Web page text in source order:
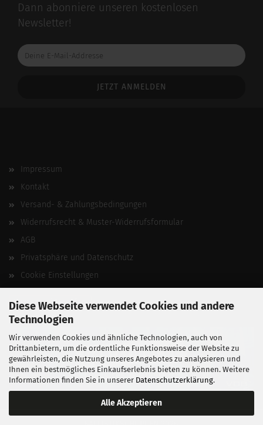
Diese Webseite verwendet Cookies und andere
Technologien
Wir verwenden Cookies und ähnliche Technologien, auch von
Drittanbietern, um die ordentliche Funktionsweise der Website zu
gewährleisten, die Nutzung unseres Angebotes zu analysieren und
Ihnen ein bestmögliches Einkaufserlebnis bieten zu können. Weitere
Informationen finden Sie in unserer Datenschutzerklärung.
Alle Akzeptieren
Dann abonniere unseren kostenlosen
Newsletter!
Deine
E-
Impressum
Kontakt
Versand- & Zahlungsbedingungen
Widerrufsrecht & Muster-Widerrufsformular
AGB
Privatsphäre und Datenschutz
Cookie Einstellungen
Vertrag widerrufen